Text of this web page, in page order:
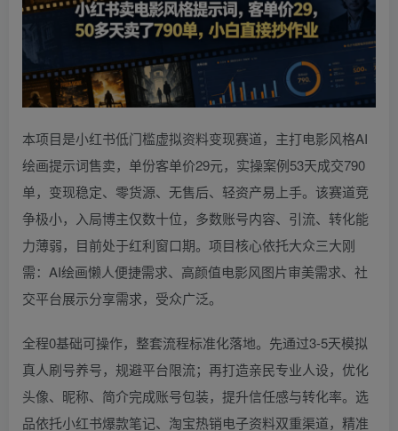
本项目是小红书低门槛虚拟资料变现赛道，主打电影风格AI
绘画提示词售卖，单份客单价29元，实操案例53天成交790
单，变现稳定、零货源、无售后、轻资产易上手。该赛道竞
争极小，入局博主仅数十位，多数账号内容、引流、转化能
力薄弱，目前处于红利窗口期。项目核心依托大众三大刚
需：AI绘画懒人便捷需求、高颜值电影风图片审美需求、社
交平台展示分享需求，受众广泛。
全程0基础可操作，整套流程标准化落地。先通过3-5天模拟
真人刷号养号，规避平台限流；再打造亲民专业人设，优化
头像、昵称、简介完成账号包装，提升信任感与转化率。选
品依托小红书爆款笔记、淘宝热销电子资料双重渠道，精准